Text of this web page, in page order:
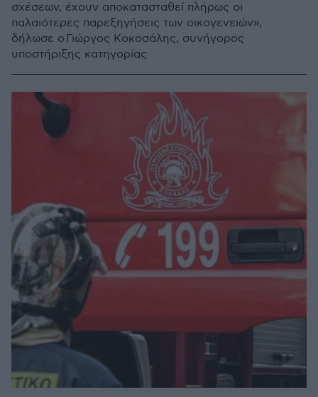
σχέσεων, έχουν αποκατασταθεί πλήρως οι
παλαιότερες παρεξηγήσεις των οικογενειών»,
δήλωσε ο Γιώργος Κοκοσάλης, συνήγορος
υποστήριξης κατηγορίας